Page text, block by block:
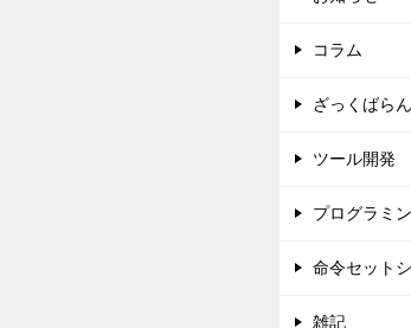
コラム
ざっくばら
ツール開発
プログラミ
命令セット
雑記